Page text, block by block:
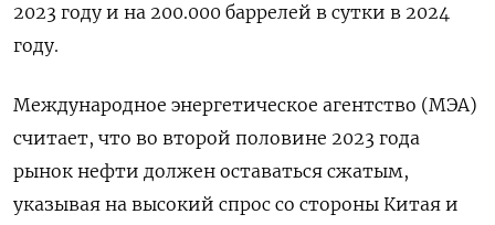
2023 году и на 200.000 баррелей в сутки в 2024
году.
Международное энергетическое агентство (МЭА)
считает, что во второй половине 2023 года
рынок нефти должен оставаться сжатым,
указывая на высокий спрос со стороны Китая и